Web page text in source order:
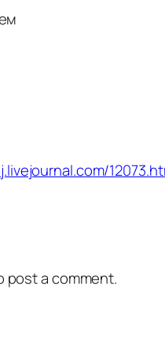
post a comment.